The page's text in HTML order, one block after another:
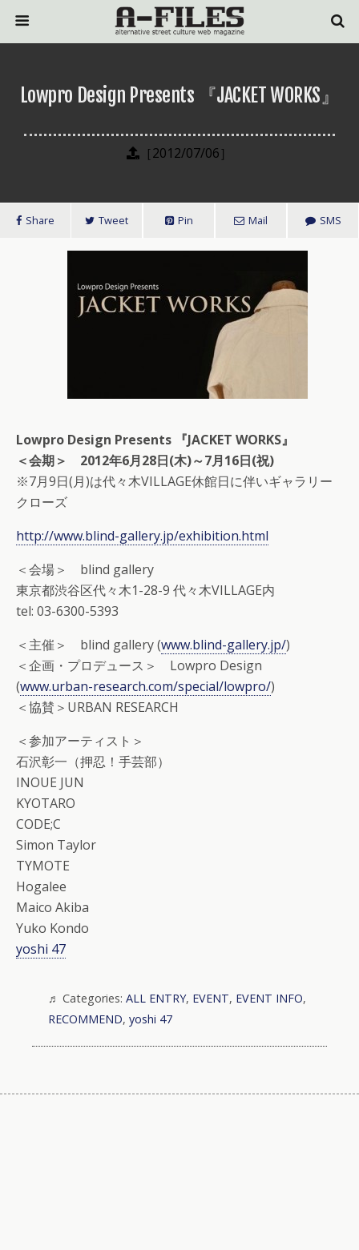
Lowpro Design Presents 『JACKET WORKS』
［2012/07/06］
Share Tweet Pin Mail SMS
Lowpro Design Presents 『JACKET WORKS』
＜会期＞ 2012年6月28日(木)～7月16日(祝)
※7月9日(月)は代々木VILLAGE休館日に伴いギャラリー
クローズ
http://www.blind-gallery.jp/exhibition.html
＜会場＞ blind gallery
東京都渋谷区代々木1-28-9 代々木VILLAGE内
tel: 03-6300-5393
＜主催＞ blind gallery (www.blind-gallery.jp/)
＜企画・プロデュース＞ Lowpro Design
(www.urban-research.com/special/lowpro/)
＜協賛＞URBAN RESEARCH
＜参加アーティスト＞
石沢彰一（押忍！手芸部）
INOUE JUN
KYOTARO
CODE;C
Simon Taylor
TYMOTE
Hogalee
Maico Akiba
Yuko Kondo
yoshi 47
Categories: ALL ENTRY, EVENT, EVENT INFO,
RECOMMEND, yoshi 47